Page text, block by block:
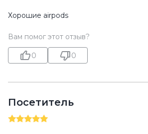
Хорошие airpods
Вам помог этот отзыв?
0 0
Посетитель